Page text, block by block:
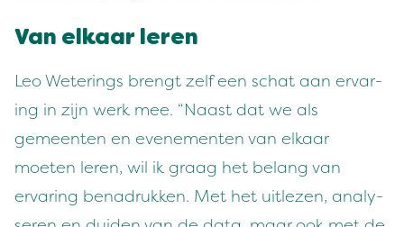
Van elka­ar leren
Leo Weter­ings brengt zelf een schat aan ervar­
ing in zijn werk mee. “Naast dat we als
gemeen­ten en even­e­menten van elka­ar
moeten leren, wil ik graag het belang van
ervar­ing benadrukken. Met het uitlezen, analy­